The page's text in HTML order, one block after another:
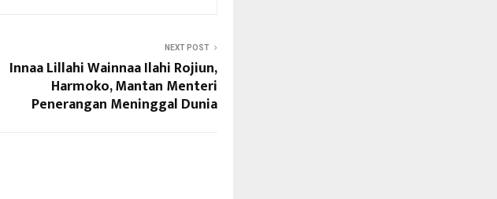
NEXT POST
Innaa Lillahi Wainnaa Ilahi Rojiun,
Harmoko, Mantan Menteri
Penerangan Meninggal Dunia